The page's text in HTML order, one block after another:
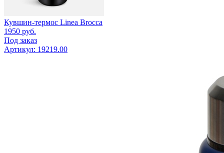
Кувшин-термос Linea Brocca
1950 руб.
Под заказ
Артикул: 19219.00